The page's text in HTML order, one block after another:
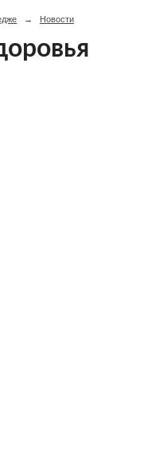
→ Новости